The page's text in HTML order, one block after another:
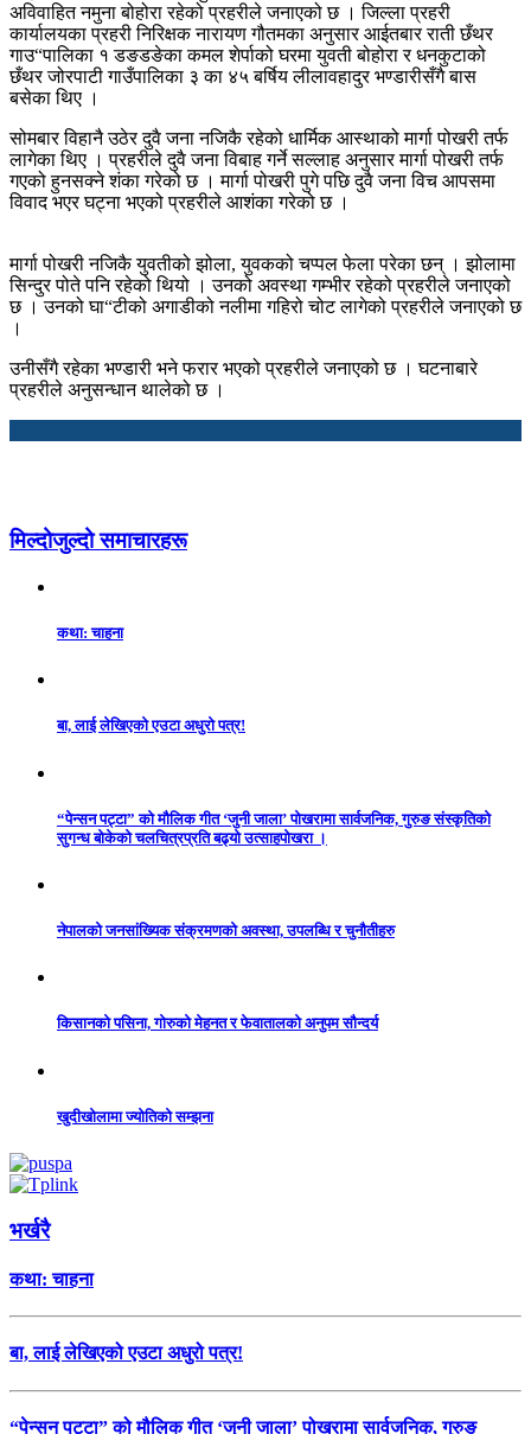
अविवाहित नमुना बोहोरा रहेको प्रहरीले जनाएको छ । जिल्ला प्रहरी
कार्यालयका प्रहरी निरिक्षक नारायण गौतमका अनुसार आईतबार राती छँथर
गाउ“पालिका १ डङडङेका कमल शेर्पाको घरमा युवती बोहोरा र धनकुटाको
छँथर जोरपाटी गाउँपालिका ३ का ४५ बर्षिय लीलावहादुर भण्डारीसँगै बास
बसेका थिए ।
सोमबार विहानै उठेर दुवै जना नजिकै रहेको धार्मिक आस्थाको मार्गा पोखरी तर्फ
लागेका थिए । प्रहरीले दुवै जना विबाह गर्ने सल्लाह अनुसार मार्गा पोखरी तर्फ
गएको हुनसक्ने शंका गरेको छ । मार्गा पोखरी पुगे पछि दुवै जना विच आपसमा
विवाद भएर घट्ना भएको प्रहरीले आशंका गरेको छ ।
मार्गा पोखरी नजिकै युवतीको झोला, युवकको चप्पल फेला परेका छन् । झोलामा
सिन्दुर पोते पनि रहेको थियो । उनको अवस्था गम्भीर रहेको प्रहरीले जनाएको
छ । उनको घा“टीको अगाडीको नलीमा गहिरो चोट लागेको प्रहरीले जनाएको छ
।
उनीसँगै रहेका भण्डारी भने फरार भएको प्रहरीले जनाएको छ । घटनाबारे
प्रहरीले अनुसन्धान थालेको छ ।
मिल्दोजुल्दो समाचारहरू
कथा: चाहना
बा, लाई लेखिएको एउटा अधुरो पत्र!
“पेन्सन पट्टा” को मौलिक गीत ‘जुनी जाला’ पोखरामा सार्वजनिक, गुरुङ संस्कृतिको
सुगन्ध बोकेको चलचित्रप्रति बढ्यो उत्साहपोखरा ।
नेपालको जनसांख्यिक संक्रमणको अवस्था, उपलब्धि र चुनौतीहरु
किसानको पसिना, गोरुको मेहनत र फेवातालको अनुपम सौन्दर्य
खुदीखोलामा ज्योतिको सम्झना
भर्खरै
कथा: चाहना
बा, लाई लेखिएको एउटा अधुरो पत्र!
“पेन्सन पट्टा” को मौलिक गीत ‘जुनी जाला’ पोखरामा सार्वजनिक, गुरुङ